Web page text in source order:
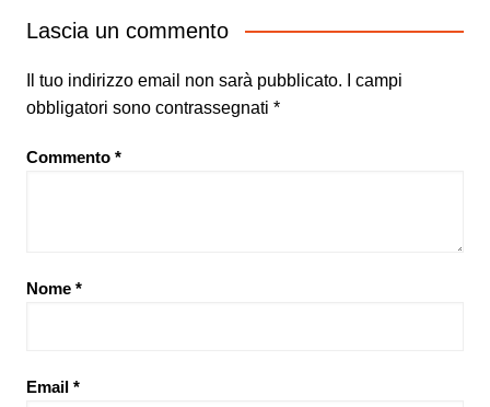
Lascia un commento
Il tuo indirizzo email non sarà pubblicato.
I campi
obbligatori sono contrassegnati *
Commento *
Nome *
Email *